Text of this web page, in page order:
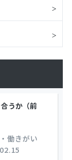
うか（前
働きがい